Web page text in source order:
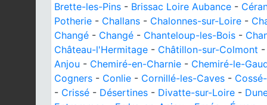
Brette-les-Pins - Brissac Loire Aubance -
Potherie - Challans - Chalonnes-sur-Loire -
Changé - Changé - Chanteloup-les-Bois -
Château-l'Hermitage - Châtillon-sur-Colmont
Anjou - Chemiré-en-Charnie - Chemiré-le-
Cogners - Conlie - Cornillé-les-Caves -
- Crissé - Désertines - Divatte-sur-Loire -